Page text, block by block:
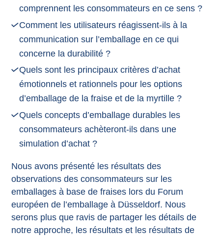
comprennent les consommateurs en ce sens ?
Comment les utilisateurs réagissent-ils à la
communication sur l’emballage en ce qui
concerne la durabilité ?
Quels sont les principaux critères d’achat
émotionnels et rationnels pour les options
d’emballage de la fraise et de la myrtille ?
Quels concepts d’emballage durables les
consommateurs achèteront-ils dans une
simulation d’achat ?
Nous avons présenté les résultats des
observations des consommateurs sur les
emballages à base de fraises lors du Forum
européen de l’emballage à Düsseldorf. Nous
serons plus que ravis de partager les détails de
notre approche, les résultats et les résultats de